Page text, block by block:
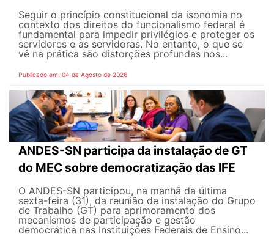
Seguir o princípio constitucional da isonomia no
contexto dos direitos do funcionalismo federal é
fundamental para impedir privilégios e proteger os
servidores e as servidoras. No entanto, o que se
vê na prática são distorções profundas nos...
Publicado em: 04 de Agosto de 2026
ANDES-SN participa da instalação de GT
do MEC sobre democratização das IFE
O ANDES-SN participou, na manhã da última
sexta-feira (31), da reunião de instalação do Grupo
de Trabalho (GT) para aprimoramento dos
mecanismos de participação e gestão
democrática nas Instituições Federais de Ensino...